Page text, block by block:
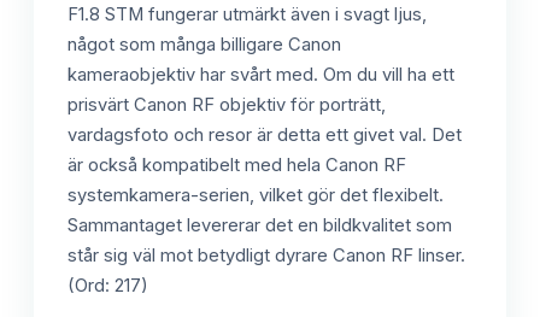
F1.8 STM fungerar utmärkt även i svagt ljus,
något som många billigare Canon
kameraobjektiv har svårt med. Om du vill ha ett
prisvärt Canon RF objektiv för porträtt,
vardagsfoto och resor är detta ett givet val. Det
är också kompatibelt med hela Canon RF
systemkamera-serien, vilket gör det flexibelt.
Sammantaget levererar det en bildkvalitet som
står sig väl mot betydligt dyrare Canon RF linser.
(Ord: 217)